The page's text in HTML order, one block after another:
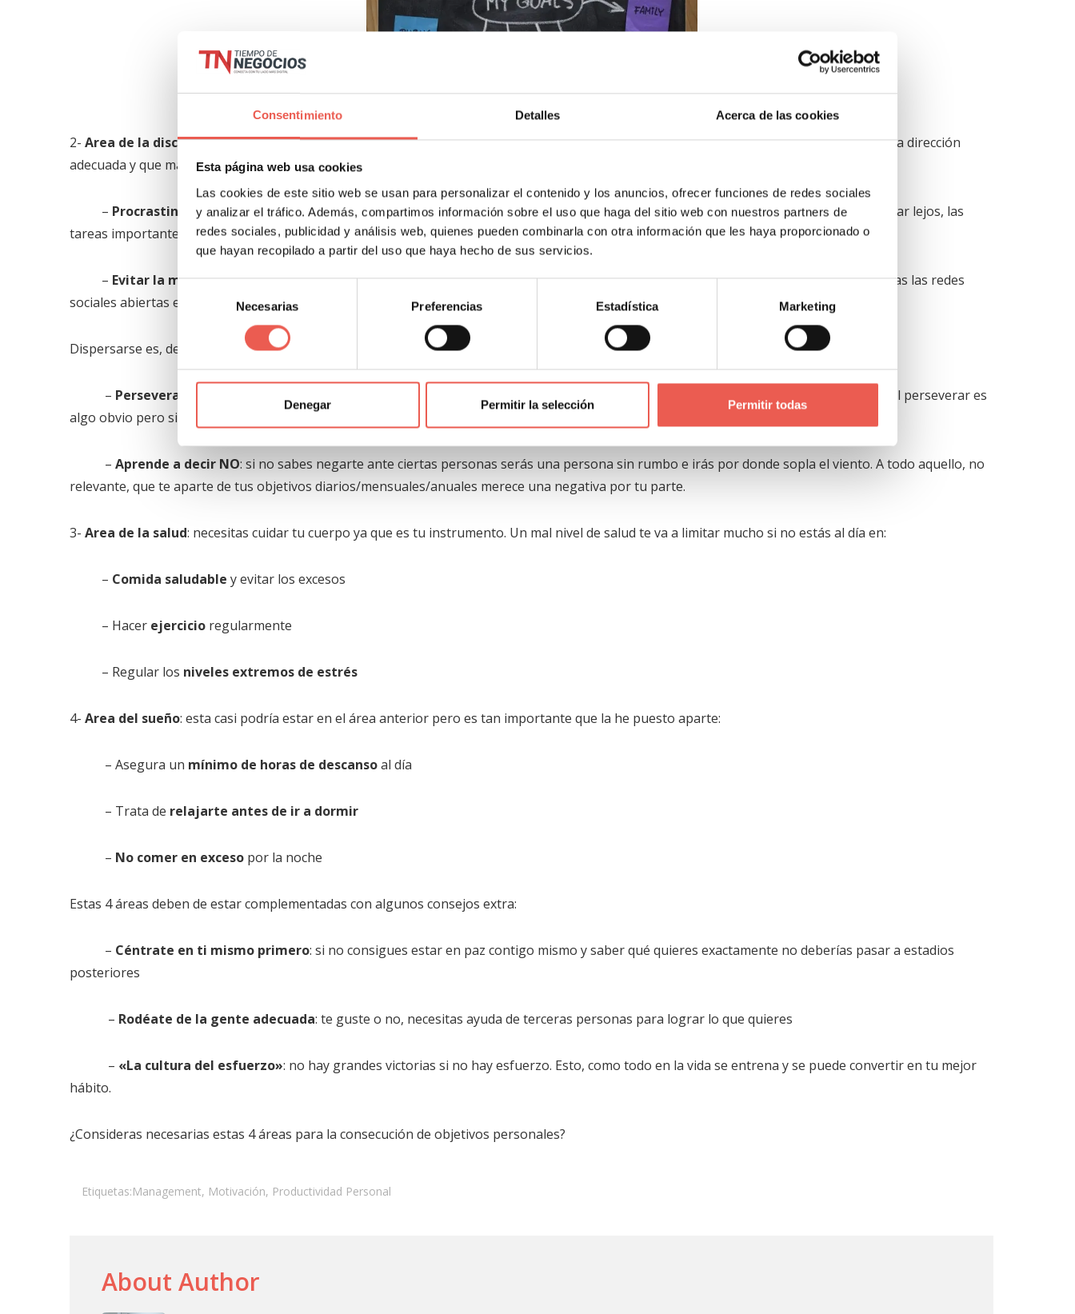
Consentimiento Detalles Acerca de las cookies
Esta página web usa cookies
Las cookies de este sitio web se usan para personalizar el contenido y los anuncios, ofrecer funciones de redes sociales
y analizar el tráfico. Además, compartimos información sobre el uso que haga del sitio web con nuestros partners de
redes sociales, publicidad y análisis web, quienes pueden combinarla con otra información que les haya proporcionado o
que hayan recopilado a partir del uso que haya hecho de sus servicios.
de
consentimiento
Necesarias Preferencias Estadística Marketing
Denegar Permitir la selección Permitir todas
2- Area de la disciplina: para todos estos deseos y motivaciones hace falta unas directrices concretas que permitan ir haciendo pasos en la dirección
adecuada y que marque unos límites para no desviarse:
– Procrastinación: dícese del aplazamiento sin un motivo concreto de tareas que tarde o temprano tendrás que hacer. Si quieres llegar lejos, las
tareas importantes cuanto antes hechas mejor.
– Evitar la multitarea: focaliza todo lo que puedas para no ir trabajando de forma dispersa. En el terreno digital, evita estar con todas las redes
sociales abiertas en momentos clave del día.
Dispersarse es, de hecho, uno de los errores que cometerás seguro como emprendedor
– Perseverancia e iniciativa
: no dejes que las situaciones te dominen e intenta anticiparte a las necesidades que vayan surgiendo. El perseverar es
algo obvio pero siempre viene bien recordar su importancia.
– Aprende a decir NO: si no sabes negarte ante ciertas personas serás una persona sin rumbo e irás por donde sopla el viento. A todo aquello, no
relevante, que te aparte de tus objetivos diarios/mensuales/anuales merece una negativa por tu parte.
3- Area de la salud: necesitas cuidar tu cuerpo ya que es tu instrumento. Un mal nivel de salud te va a limitar mucho si no estás al día en:
– Comida saludable y evitar los excesos
– Hacer ejercicio regularmente
– Regular los niveles extremos de estrés
4- Area del sueño: esta casi podría estar en el área anterior pero es tan importante que la he puesto aparte:
– Asegura un mínimo de horas de descansoal día
– Trata de relajarte antes de ir a dormir
– No comer en exceso por la noche
Estas 4 áreas deben de estar complementadas con algunos consejos extra:
– Céntrate en ti mismo primero: si no consigues estar en paz contigo mismo y saber qué quieres exactamente no deberías pasar a estadios
posteriores
– Rodéate de la gente adecuada: te guste o no, necesitas ayuda de terceras personas para lograr lo que quieres
– «La cultura del esfuerzo»: no hay grandes victorias si no hay esfuerzo. Esto, como todo en la vida se entrena y se puede convertir en tu mejor
hábito.
¿Consideras necesarias estas 4 áreas para la consecución de objetivos personales?
Etiquetas:Management, Motivación, Productividad Personal
About Author